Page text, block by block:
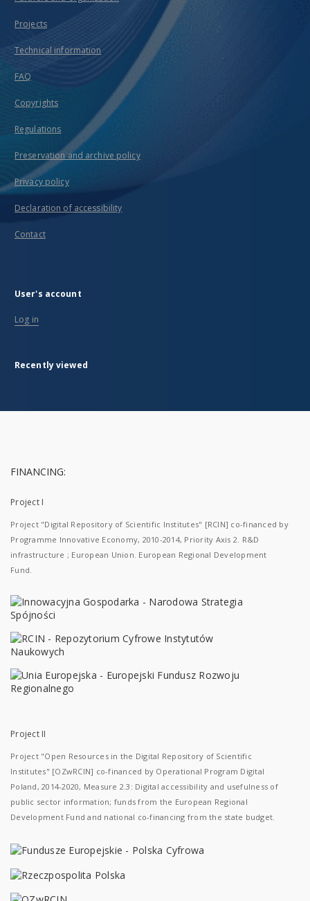
Projects
Technical information
FAQ
Copyrights
Regulations
Preservation and archive policy
Privacy policy
Declaration of accessibility
Contact
User's account
Log in
Recently viewed
FINANCING:
Project I
Project "Digital Repository of Scientific Institutes" [RCIN] co-financed by
Programme Innovative Economy, 2010-2014, Priority Axis 2. R&D
infrastructure ; European Union. European Regional Development
Fund.
Project II
Project "Open Resources in the Digital Repository of Scientific
Institutes" [OZwRCIN] co-financed by Operational Program Digital
Poland, 2014-2020, Measure 2.3: Digital accessibility and usefulness of
public sector information; funds from the European Regional
Development Fund and national co-financing from the state budget.